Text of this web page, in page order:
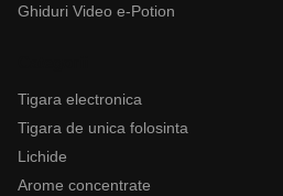
Ghiduri Video e-Potion
Tigara electronica
Tigara de unica folosinta
Lichide
Arome concentrate